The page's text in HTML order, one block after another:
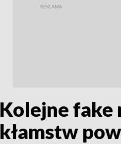
Kolejne fake
kłamstw